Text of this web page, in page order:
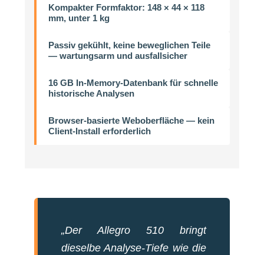
Kompakter Formfaktor: 148 × 44 × 118
mm, unter 1 kg
Passiv gekühlt, keine beweglichen Teile
— wartungsarm und ausfallsicher
16 GB In-Memory-Datenbank für schnelle
historische Analysen
Browser-basierte Weboberfläche — kein
Client-Install erforderlich
„Der Allegro 510 bringt
dieselbe Analyse-Tiefe wie die